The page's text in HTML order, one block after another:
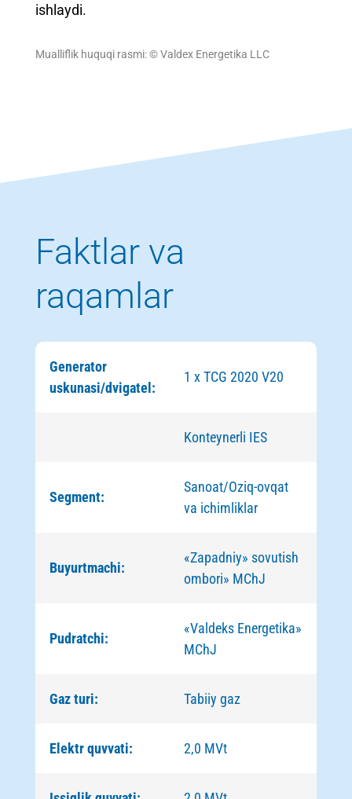
ishlaydi.
Mualliflik huquqi rasmi: © Valdex Energetika LLC
Faktlar va
raqamlar
Generator
uskunasi/dvigatel:
1 х TCG 2020 V20
Konteynerli IES
Segment:
Sanoat/Oziq-ovqat
va ichimliklar
Buyurtmachi:
«Zapadniy» sovutish
ombori» MChJ
Pudratchi:
«Valdeks Energetika»
MChJ
Gaz turi: Tabiiy gaz
Elektr quvvati: 2,0 MVt